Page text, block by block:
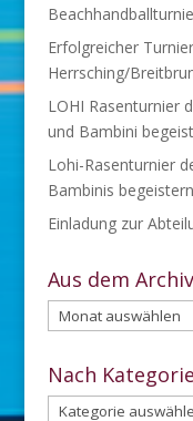
Erfolgreicher
Herrsching/
LOHI Rasenturnier
und Bambini
Lohi-Rasenturnier
Bambinis
Einladung zur
Aus dem Archiv
Aus
dem
Archiv
Nach Kategorie
Nach